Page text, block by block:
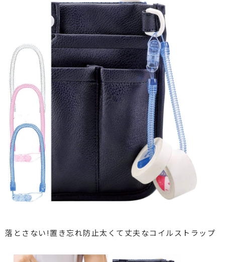
落とさない!置き忘れ防止太くて丈夫なコイルストラップ